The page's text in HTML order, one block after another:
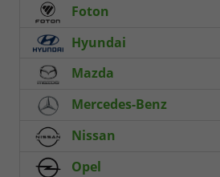
Foton
Hyundai
Mazda
Mercedes-Benz
Nissan
Opel